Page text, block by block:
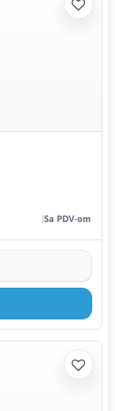
Sa PDV-om